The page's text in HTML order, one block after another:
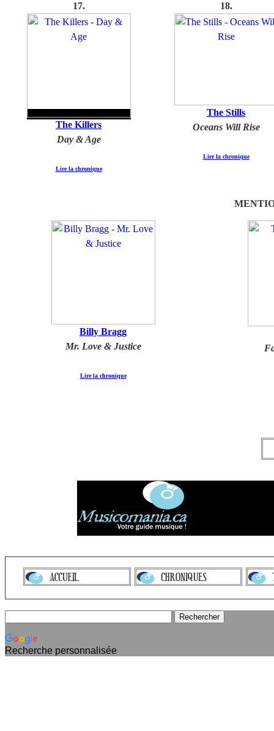
17.
The Killers
Day & Age
Lire la chronique
18.
The Stills
Oceans Will Rise
Lire la chronique
Billy Bragg
Mr. Love & Justice
Lire la chronique
Recherche personnalisée